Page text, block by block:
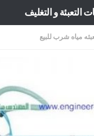
التعبئة و التغليف
مياه شرب للبيع